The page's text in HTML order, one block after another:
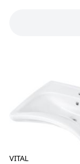
VITAL